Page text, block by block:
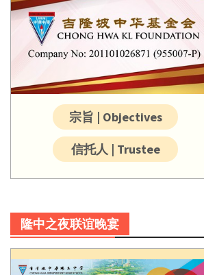
宗旨 | Objectives
信托人 | Trustee
隆中之夜联谊晚宴